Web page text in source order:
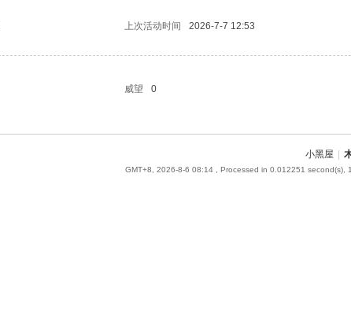
上次活动时间
2026-7-7 12:53
威望
0
小黑屋
GMT+8, 2026-8-6 08:14 , Processed in 0.012251 second(s),